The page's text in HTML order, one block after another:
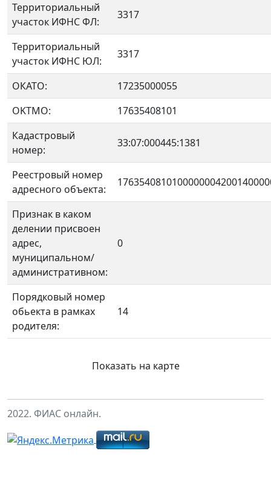
Территориальный
участок ИФНС ФЛ:
3317
Территориальный
участок ИФНС ЮЛ:
3317
ОКАТО:
17235000055
OKTMO:
17635408101
Кадастровый
номер:
33:07:000445:1381
Реестровый номер
адресного объекта:
Признак в каком
делении присвоен
адрес,
муниципальном/
административном:
0
Порядковый номер
обьекта в рамках
родителя:
14
Показать на карте
2022. ФИАС онлайн.